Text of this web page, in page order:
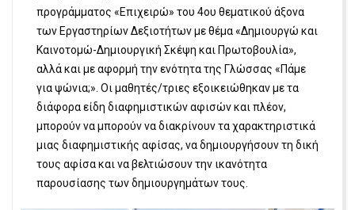
προγράμματος «Επιχειρώ» του 4ου θεματικού άξονα
των Εργαστηρίων Δεξιοτήτων με θέμα «Δημιουργώ και
Καινοτομώ-Δημιουργική Σκέψη και Πρωτοβουλία»,
αλλά και με αφορμή την ενότητα της Γλώσσας «Πάμε
για ψώνια;». Οι μαθητές/τριες εξοικειώθηκαν με τα
διάφορα είδη διαφημιστικών αφισών και πλέον,
μπορούν να μπορούν να διακρίνουν τα χαρακτηριστικά
μιας διαφημιστικής αφίσας, να δημιουργήσουν τη δική
τους αφίσα και να βελτιώσουν την ικανότητα
παρουσίασης των δημιουργημάτων τους.